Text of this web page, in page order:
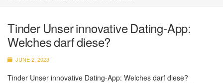
Tinder Unser innovative Dating-App:
Welches darf diese?
JUNE 2, 2023
Tinder Unser innovative Dating-App: Welches darf diese?